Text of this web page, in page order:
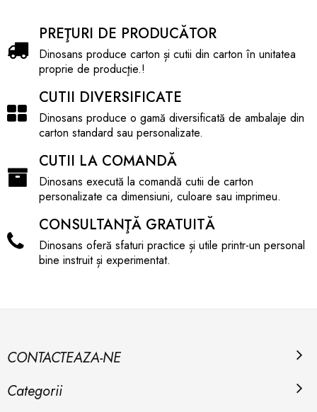
PREŢURI DE PRODUCĂTOR
Dinosans produce carton și cutii din carton în unitatea
proprie de producţie.!
CUTII DIVERSIFICATE
Dinosans produce o gamă diversificată de ambalaje din
carton standard sau personalizate.
CUTII LA COMANDĂ
Dinosans execută la comandă cutii de carton
personalizate ca dimensiuni, culoare sau imprimeu.
CONSULTANŢĂ GRATUITĂ
Dinosans oferă sfaturi practice și utile printr-un personal
bine instruit și experimentat.
CONTACTEAZA-NE
Categorii